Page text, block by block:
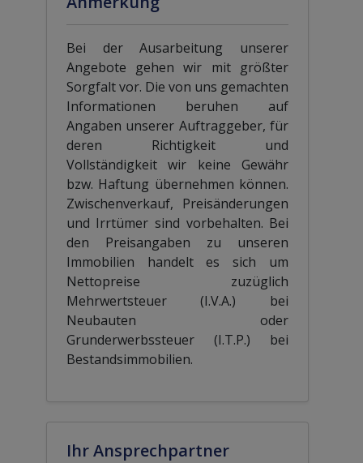
Bei der Ausarbeitung unserer
Angebote gehen wir mit größter
Sorgfalt vor. Die von uns gemachten
Informationen beruhen auf
Angaben unserer Auftraggeber, für
deren Richtigkeit und
Vollständigkeit wir keine Gewähr
bzw. Haftung übernehmen können.
Zwischenverkauf, Preisänderungen
und Irrtümer sind vorbehalten. Bei
den Preisangaben zu unseren
Immobilien handelt es sich um
Nettopreise zuzüglich
Mehrwertsteuer (I.V.A.) bei
Neubauten oder
Grunderwerbssteuer (I.T.P.) bei
Bestandsimmobilien.
Ihr Ansprechpartner